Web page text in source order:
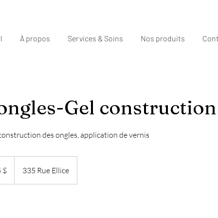
À propos Services & Soins Nos produits
Gel construction
des ongles, application de vernis
$ 335 Rue Ellice